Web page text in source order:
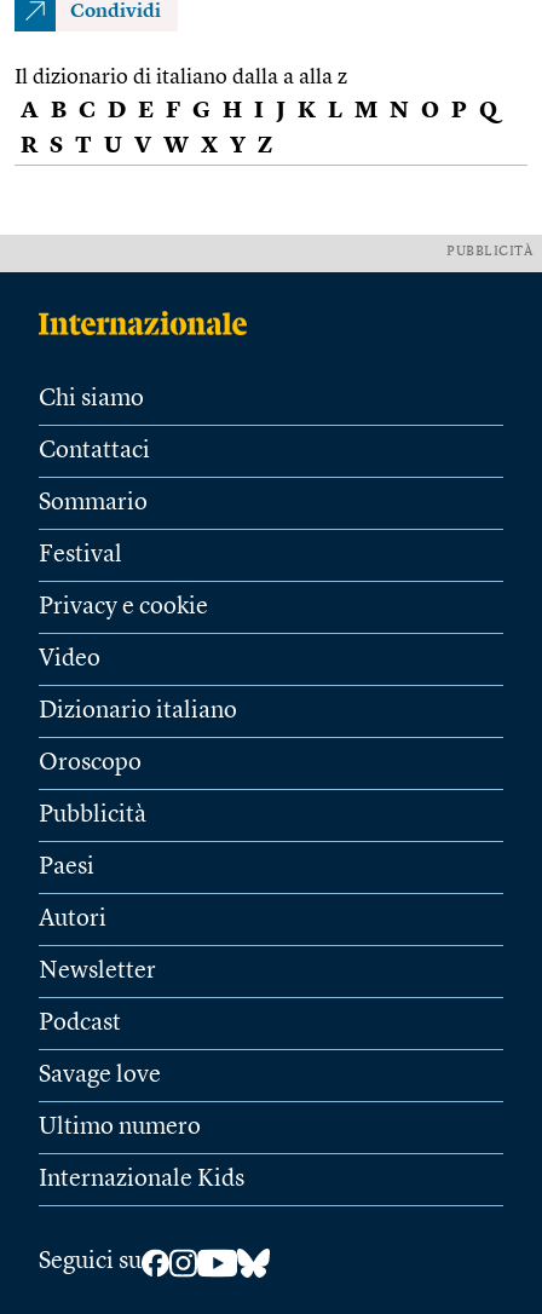
Condividi
Il dizionario di italiano dalla a alla z
A B C D E F G H I J K L M N O P Q
R S T U V W X Y Z
PUBBLICITÀ
Chi siamo
Contattaci
Sommario
Festival
Privacy e cookie
Video
Dizionario italiano
Oroscopo
Pubblicità
Paesi
Autori
Newsletter
Podcast
Savage love
Ultimo numero
Internazionale Kids
Seguici su